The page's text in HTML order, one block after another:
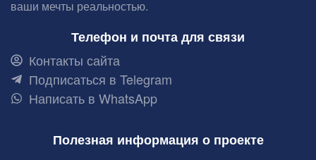
ваши мечты реальностью.
Телефон и почта для связи
Контакты сайта
Подписаться в Telegram
Написать в WhatsApp
Полезная информация о проекте